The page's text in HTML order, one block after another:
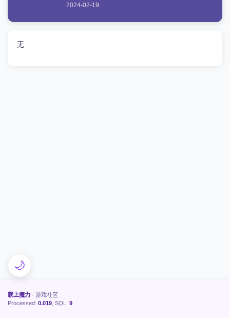
2024-02-19
无
就上魔力 · 游戏社区
Processed: 0.019 , SQL: 9
🌙